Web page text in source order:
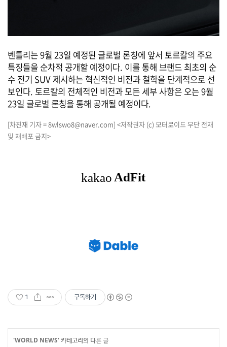
벤틀리는 9월 23일 예정된 글로벌 론칭에 앞서 토르칼의 주요
특징들을 순차적 공개할 예정이다. 이를 통해 브랜드 최초의 순
수 전기 SUV 제시하는 혁신적인 비전과 철학을 단계적으로 선
보인다. 토르칼의 전체적인 비전과 모든 세부 사항은 오는 9월
23일 글로벌 론칭을 통해 공개될 예정이다.
[차진재 기자 = 8wlswo8@naver.com] <저작권자 (c) 모터로이드 무단 전재
및 재배포 금지>
1 구독하기
'WORLD NEWS' 카테고리의 다른 글